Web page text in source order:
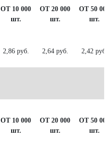
ОТ 10 000
шт.
ОТ 20 000
шт.
ОТ 50 000
шт.
2,86 руб. 2,64 руб. 2,42 руб.
ОТ 10 000
шт.
ОТ 20 000
шт.
ОТ 50 000
шт.